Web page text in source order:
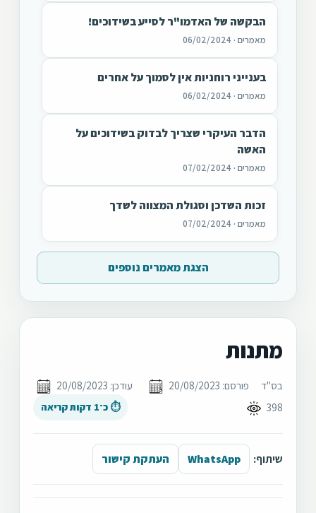
הבקשה של האדמו"ר לסייע בשידוכים!
מאמרים · 06/02/2024
בענייני רוחניות אין לסמוך על אחרים
מאמרים · 06/02/2024
הדבר העיקרי שצריך לבדוק בשידוכים על
האשה
מאמרים · 07/02/2024
זכות השדכן וסגולת המצווה לשדך
מאמרים · 07/02/2024
הצגת מאמרים נוספים
מתנות
בס"ד פורסם: 20/08/2023
עודכן: 20/08/2023
398
⏱ כ־1 דקות קריאה
שיתוף: WhatsApp העתקת קישור